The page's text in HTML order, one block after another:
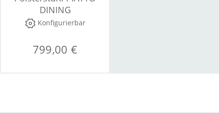
DINING
Konfigurierbar
799,00 €